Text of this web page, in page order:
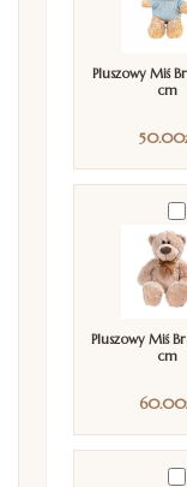
Pluszowy Miś
cm
50.00
Pluszowy Miś
cm
60.00